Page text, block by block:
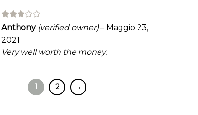
Rated
of 5
Anthony (verified owner) – Maggio 23,
2021
Very well worth the money.
1 2 →